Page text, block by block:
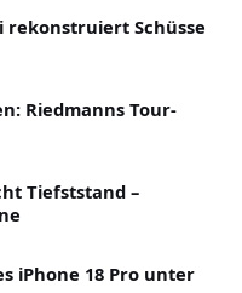
rekonstruiert Schüsse
Riedmanns Tour-
Tiefststand –
iPhone 18 Pro unter